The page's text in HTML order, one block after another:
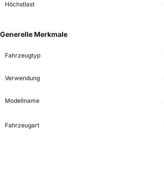
Höchstlast
Generelle Merkmale
Fahrzeugtyp
Verwendung
Modellname
Fahrzeugart